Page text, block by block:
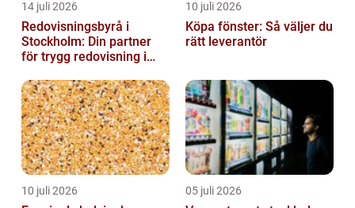
14 juli 2026
Redovisningsbyrå i
Stockholm: Din partner
för trygg redovisning i
10 juli 2026
Köpa fönster: Så väljer du
rätt leverantör
10 juli 2026 05 juli 2026